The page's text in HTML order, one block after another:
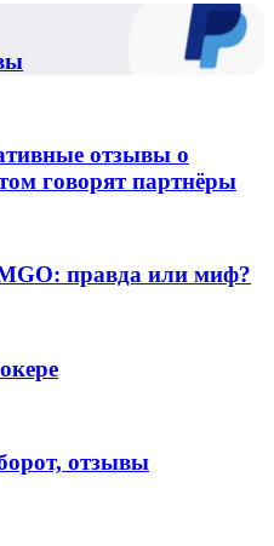
отзывы о
говорят партнёры
правда или миф?
отзывы